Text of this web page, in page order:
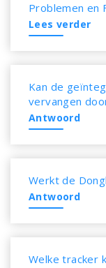
Problemen en
Lees verder
Kan de
vervangen
Antwoord
Werkt de
Antwoord
Welke tracker